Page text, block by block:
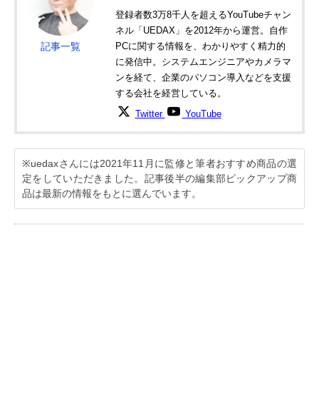
記事一覧
登録者数3万8千人を超えるYouTubeチャン
ネル「UEDAX」を2012年から運営。自作
PCに関する情報を、わかりやすく精力的
に発信中。システムエンジニアやカメラマ
ンを経て、企業のパソコン導入などを支援
する会社を経営している。
Twitter YouTube
※uedaxさんには2021年11月に監修と筆者おすすめ商品の選
定をしていただきました。記事後半の編集部ピックアップ商
品は最新の情報をもとに選んでいます。